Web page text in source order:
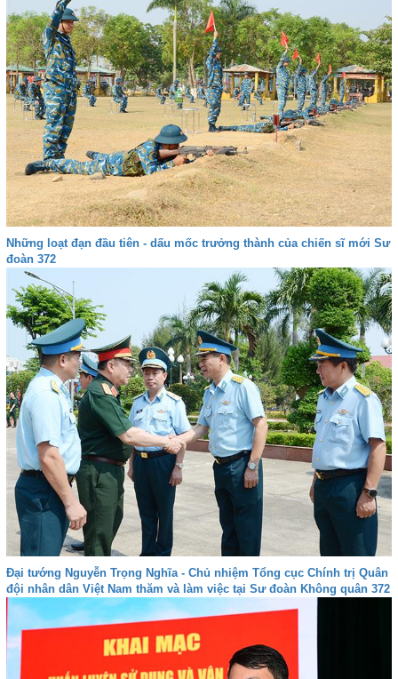
Những loạt đạn đầu tiên - dấu mốc trưởng thành của chiến sĩ mới Sư
đoàn 372
Đại tướng Nguyễn Trọng Nghĩa - Chủ nhiệm Tổng cục Chính trị Quân
đội nhân dân Việt Nam thăm và làm việc tại Sư đoàn Không quân 372